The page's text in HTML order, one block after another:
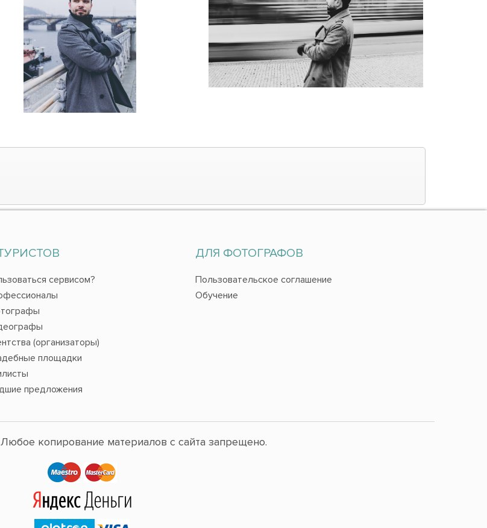
сервисом?
(организаторы)
площадки
предложения
ДЛЯ ФОТОГРАФОВ
Пользовательское соглашение
Обучение
копирование материалов с сайта запрещено.